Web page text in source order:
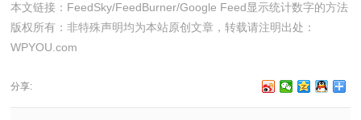
本文链接： FeedSky/FeedBurner/Google Feed显示统计数字的方法
版权所有：非特殊声明均为本站原创文章，转载请注明出处：
WPYOU.com
分享: